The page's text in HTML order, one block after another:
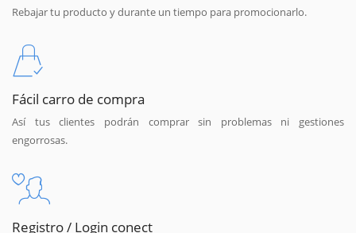
Rebajar tu producto y durante un tiempo para promocionarlo.
Fácil carro de compra
Así tus clientes podrán comprar sin problemas ni gestiones
engorrosas.
Registro / Login conect